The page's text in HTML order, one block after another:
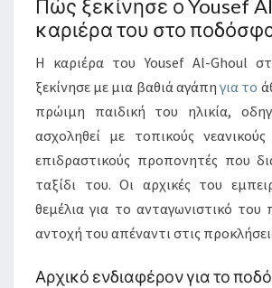
Πώς ξεκίνησε ο Yousef
καριέρα του στο
Η καριέρα του Yousef Al-Ghoul
ξεκίνησε με μια βαθιά αγάπηγια το
πρώιμη παιδική του ηλικία,
ασχοληθεί με τοπικούς
επιδραστικούς προπονητές που
ταξίδι του. Οι αρχικές του
θεμέλια για το ανταγωνιστικό του
αντοχή του απέναντι στις
Αρχικό ενδιαφέρον για το